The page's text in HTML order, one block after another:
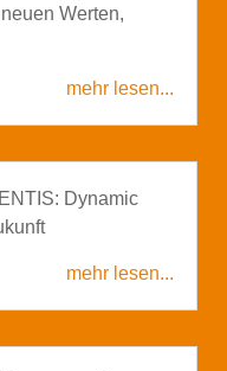
Werten,
mehr lesen...
Dynamic
mehr lesen...